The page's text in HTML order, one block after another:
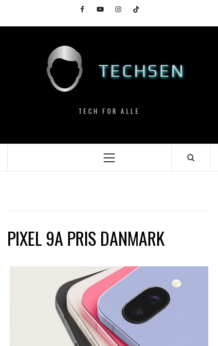
content
FacebookYouTubeInstagramTikTok
TECHSEN
TECH FOR ALLE
Primary
PIXEL 9A PRIS DANMARK